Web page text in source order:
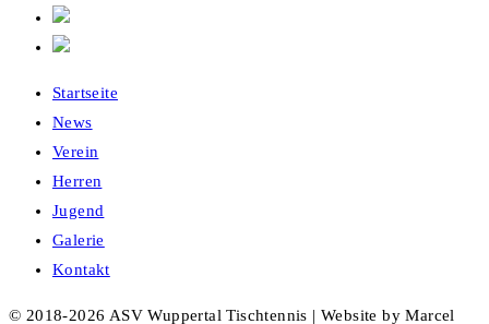
Startseite
News
Verein
Herren
Jugend
Galerie
Kontakt
© 2018-2026 ASV Wuppertal Tischtennis | Website by Marcel